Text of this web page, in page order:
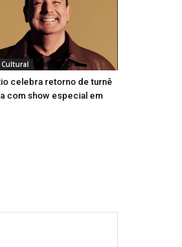
celebra retorno de turnê
com show especial em